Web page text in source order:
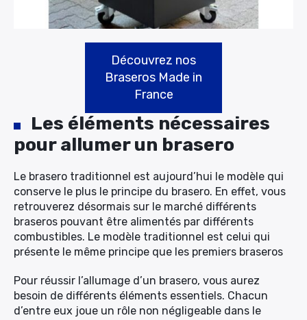
Découvrez nos
Braseros Made in
France
Les éléments nécessaires
pour allumer un brasero
Le brasero traditionnel est aujourd’hui le modèle qui
conserve le plus le principe du brasero. En effet, vous
retrouverez désormais sur le marché différents
braseros pouvant être alimentés par différents
combustibles. Le modèle traditionnel est celui qui
présente le même principe que les premiers braseros
Pour réussir l’allumage d’un brasero, vous aurez
besoin de différents éléments essentiels. Chacun
d’entre eux joue un rôle non négligeable dans le